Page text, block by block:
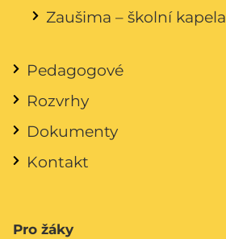
Zaušima – školní kapela
Pedagogové
Rozvrhy
Dokumenty
Kontakt
Pro žáky